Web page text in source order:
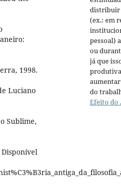
1998.
Luciano
Sublime,
distribuir
(ex.: em
pessoal)
ou
já que
do
Efeito do